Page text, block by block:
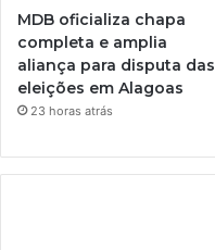
MDB oficializa chapa
completa e amplia
aliança para disputa das
eleições em Alagoas
23 horas atrás